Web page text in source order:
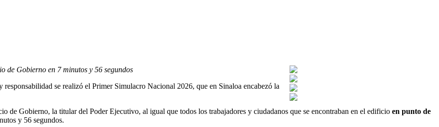
de Gobierno en 7 minutos y 56 segundos
se realizó el Primer Simulacro Nacional 2026, que en Sinaloa encabezó la
de Gobierno, la titular del Poder Ejecutivo, al igual que todos los trabajadores y ciudadanos que se encontraban en el edificio en punto de
y 56 segundos.